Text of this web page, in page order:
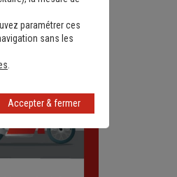
paramétrer ces
sans les
Accepter & fermer